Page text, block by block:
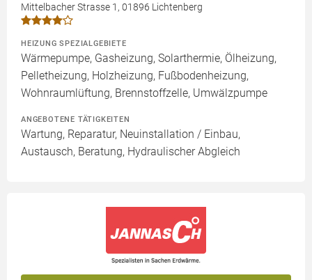
Mittelbacher Strasse 1, 01896 Lichtenberg
HEIZUNG SPEZIALGEBIETE
Wärmepumpe, Gasheizung, Solarthermie, Ölheizung,
Pelletheizung, Holzheizung, Fußbodenheizung,
Wohnraumlüftung, Brennstoffzelle, Umwälzpumpe
ANGEBOTENE TÄTIGKEITEN
Wartung, Reparatur, Neuinstallation / Einbau,
Austausch, Beratung, Hydraulischer Abgleich